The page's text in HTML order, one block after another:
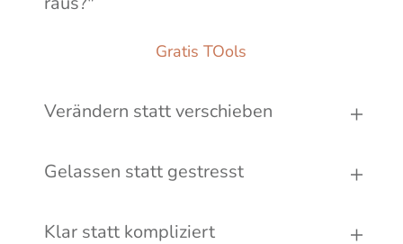
Gratis TOols
Verändern statt verschieben
Gelassen statt gestresst
Klar statt kompliziert